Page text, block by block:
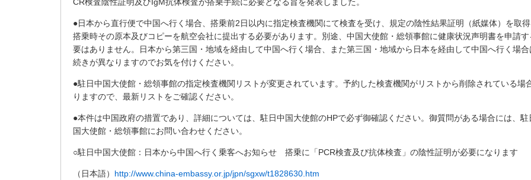
●日本から直行便で中国へ行く場合、搭乗前2日以内に指定検査機関にて検査を受け、規定の陰性結果証明（紙媒体）を取得
搭乗時その原本及びコピーを航空会社に提出する必要があります。別途、中国大使館・総領事館に健康状況声明書を申請す
要はありません。日本から第三国・地域を経由して中国へ行く場合、また第三国・地域から日本を経由して中国へ行く場合
続きが異なりますのでお気を付けください。
●駐日中国大使館・総領事館の指定検査機関リストが変更されています。予約した検査機関がリストから削除されている場
りますので、最新リストをご確認ください。
●本件は中国政府の措置であり、詳細については、駐日中国大使館のHPで必ず御確認ください。御質問がある場合には、駐
国大使館・総領事館にお問い合わせください。
○駐日中国大使館：日本から中国へ行く乗客へお知らせ 搭乗に「PCR検査及び抗体検査」の陰性証明が必要になります
（日本語） http://www.china-embassy.or.jp/jpn/sgxw/t1828630.htm